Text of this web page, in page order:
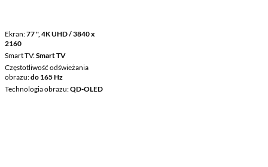
Ekran 77 ", 4K UHD / 3840 x
2160
Smart TV Smart TV
Częstotliwość odświeżania
obrazu do 165 Hz
Technologia obrazu QD-OLED